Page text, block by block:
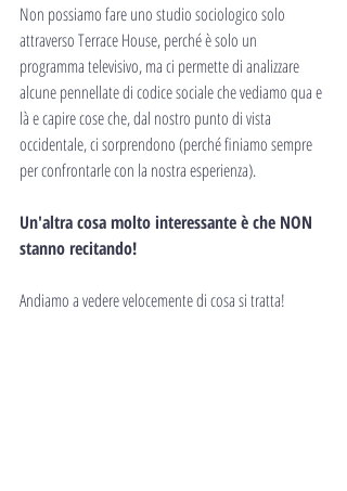
Non possiamo fare uno studio sociologico solo
attraverso Terrace House, perché è solo un
programma televisivo, ma ci permette di analizzare
alcune pennellate di codice sociale che vediamo qua e
là e capire cose che, dal nostro punto di vista
occidentale, ci sorprendono (perché finiamo sempre
per confrontarle con la nostra esperienza).
Un'altra cosa molto interessante è che NON
stanno recitando!
Andiamo a vedere velocemente di cosa si tratta!